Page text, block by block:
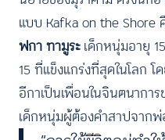
แบบ Kafka on the Shore
ฟกา ทามูระเด็กหนุ่มอายุ
15 ที่แข็งแกร่งที่สุดในโลก
อีกาเป็นเพื่อนในจินตนากา
เด็กหนุ่มผู้ต้องคำสาปจากพ่